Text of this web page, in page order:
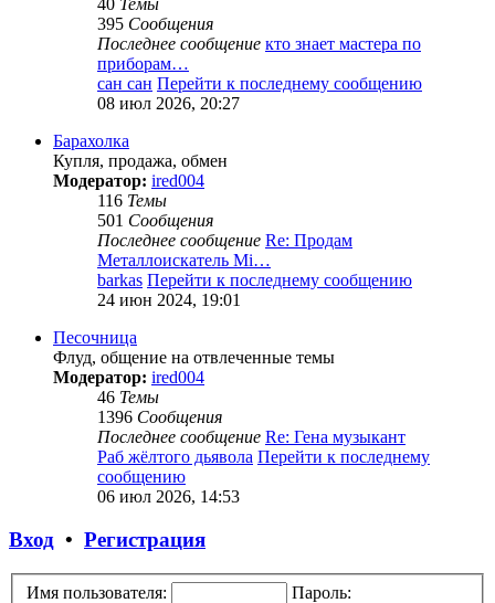
40 Темы
395 Сообщения
Последнее сообщение кто знает мастера по
приборам…
сан сан Перейти к последнему сообщению
08 июл 2026, 20:27
Барахолка
Купля, продажа, обмен
Модератор: ired004
116 Темы
501 Сообщения
Последнее сообщение Re: Продам
Металлоискатель Mi…
barkas Перейти к последнему сообщению
24 июн 2024, 19:01
Песочница
Флуд, общение на отвлеченные темы
Модератор: ired004
46 Темы
1396 Сообщения
Последнее сообщение Re: Гена музыкант
Раб жёлтого дьявола Перейти к последнему
сообщению
06 июл 2026, 14:53
Вход • Регистрация
Имя пользователя:
Пароль: